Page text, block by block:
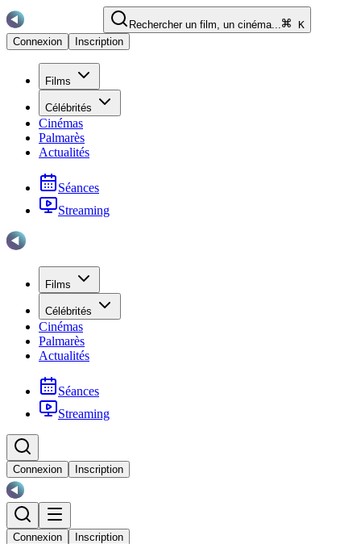
Rechercher un film, un cinéma...
K
Connexion
Inscription
Films
Célébrités
Cinémas
Palmarès
Actualités
Séances
Streaming
Films
Célébrités
Cinémas
Palmarès
Actualités
Séances
Streaming
Connexion Inscription
Connexion Inscription